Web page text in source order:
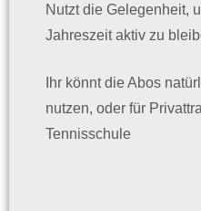
Nutzt die Gelegenheit,
Jahreszeit aktiv zu
Ihr könnt die Abos
nutzen, oder für
Tennisschule